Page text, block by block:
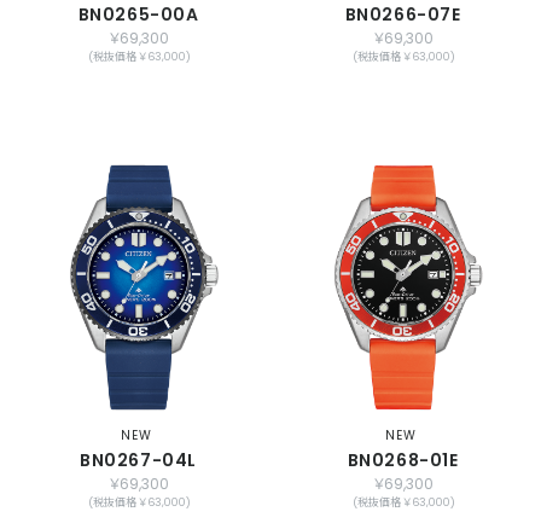
BN0265-00A
￥69,300
(税抜価格 ￥63,000)
BN0266-07E
￥69,300
(税抜価格 ￥63,000)
NEW
BN0267-04L
￥69,300
(税抜価格 ￥63,000)
NEW
BN0268-01E
￥69,300
(税抜価格 ￥63,000)